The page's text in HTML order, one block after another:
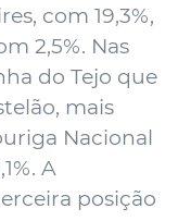
com 19,3%,
2,5%. Nas
do Tejo que
mais
Nacional
A
posição